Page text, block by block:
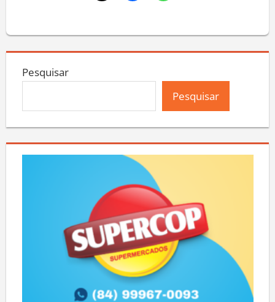
Pesquisar
Pesquisar